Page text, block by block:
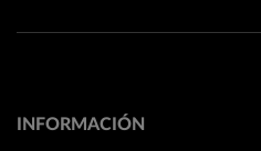
INFORMACIÓN